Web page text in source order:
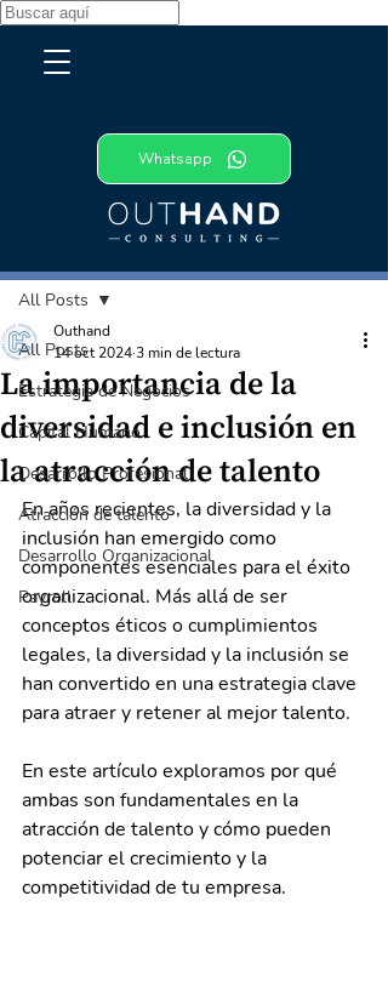
Whatsapp
All Posts
Estrategia de Negocios
Capital Humano
Desarrollo Profesional
Atracción de talento
Desarrollo Organizacional
Payroll
All Posts
La importancia de la
diversidad e inclusión en
la atracción de talento
Outhand
14 oct 20243 min de lectura
En años recientes, la diversidad y la
inclusión han emergido como
componentes esenciales para el éxito
organizacional. Más allá de ser
conceptos éticos o cumplimientos
legales, la diversidad y la inclusión se
han convertido en una estrategia clave
para atraer y retener al mejor talento.
En este artículo exploramos por qué
ambas son fundamentales en la
atracción de talento y cómo pueden
potenciar el crecimiento y la
competitividad de tu empresa.